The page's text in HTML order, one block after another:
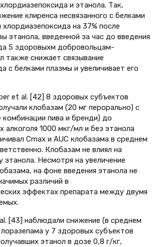
и этанола. Так,
клиренса несвязанного с белками
на 37% после
этанола, введенной за час до введения
5 здоровыхм добровольцам-
также снижает связывание
с белками плазмы и увеличивает его
et al. [42] 8 здоровых субъектов
клобазам (20 мг перорально) с
комбинации пива и бренди) до
алкоголя 1000 мкг/мл и без этанола
Cmax и AUC клобазама в среднем
Клобазам не влиял на
этанола. Несмотря на увеличение
на фоне введения этанола не
различий в
эффектах препарата между двумя
[43] наблюдали снижение (в среднем
лоразепама у 7 здоровых субъектов
этанол в дозе 0,8 г/кг,